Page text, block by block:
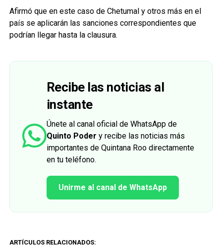
Afirmó que en este caso de Chetumal y otros más en el
país se aplicarán las sanciones correspondientes que
podrían llegar hasta la clausura.
Recibe las noticias al
instante
Únete al canal oficial de WhatsApp de
Quinto Poder y recibe las noticias más
importantes de Quintana Roo directamente
en tu teléfono.
Unirme al canal de WhatsApp
ARTÍCULOS RELACIONADOS: